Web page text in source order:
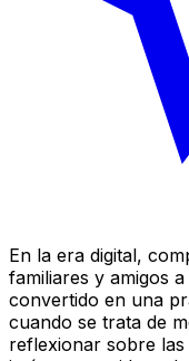
En la era digital,
familiares y amigos
convertido en una
cuando se trata de
reflexionar sobre